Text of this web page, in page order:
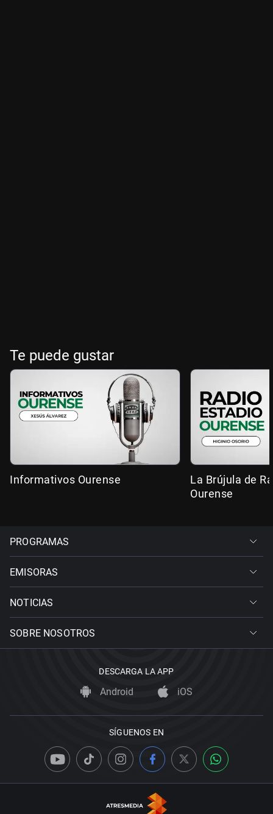
Te puede gustar
Informativos Ourense
La Brújula de
Ourense
PROGRAMAS
EMISORAS
NOTICIAS
SOBRE NOSOTROS
DESCARGA LA APP
Android iOS
SÍGUENOS EN